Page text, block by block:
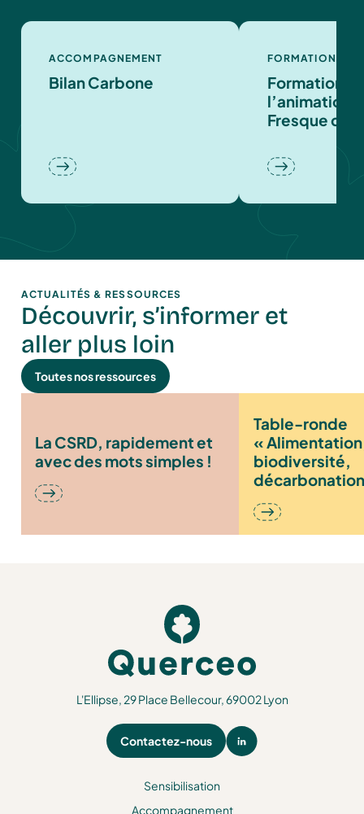
ACCOMPAGNEMENT
Bilan Carbone
FORMATION
Formation à
l’animation
Fresque du
ACTUALITÉS & RESSOURCES
Découvrir, s’informer et
aller plus loin
Toutes nos ressources
La CSRD, rapidement et
avec des mots simples !
Table-ronde
«
biodiversité,
enjeux de la
écologique »
L'Ellipse, 29 Place Bellecour, 69002 Lyon
Contactez-nous
Sensibilisation
Accompagnement